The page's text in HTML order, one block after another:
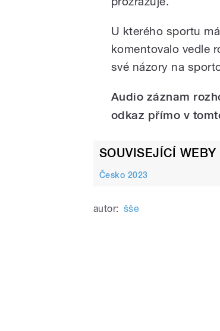
U kterého sportu
komentovalo vedle
své názory na
Audio záznam
odkaz přímo v
SOUVISEJÍCÍ WEBY
Česko 2023
autor: šše